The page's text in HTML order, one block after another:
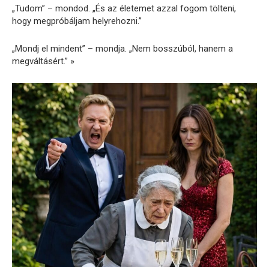
„Tudom” – mondod. „És az életemet azzal fogom tölteni,
hogy megpróbáljam helyrehozni.”
„Mondj el mindent” – mondja. „Nem bosszúból, hanem a
megváltásért.” »